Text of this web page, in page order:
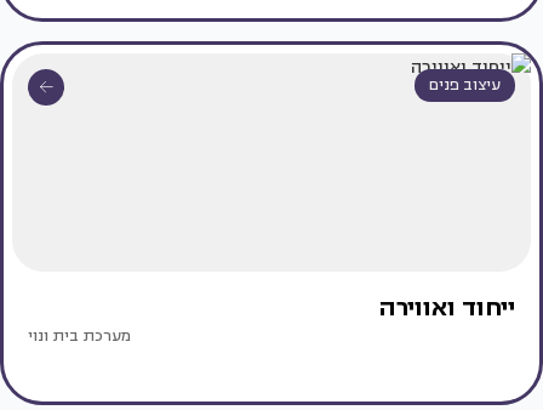
עיצוב פנים
ייחוד ואווירה
מערכת בית ונוי